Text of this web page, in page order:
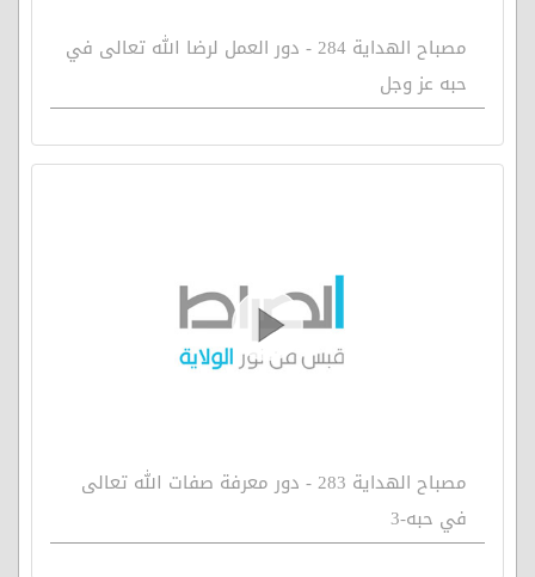
مصباح الهداية 284 - دور العمل لرضا الله تعالى في
حبه عز وجل
مصباح الهداية 283 - دور معرفة صفات الله تعالى
في حبه-3